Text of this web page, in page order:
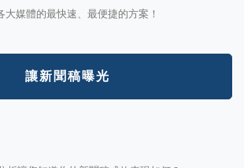
媒體的最快速、最便捷的方案！
讓新聞稿曝光